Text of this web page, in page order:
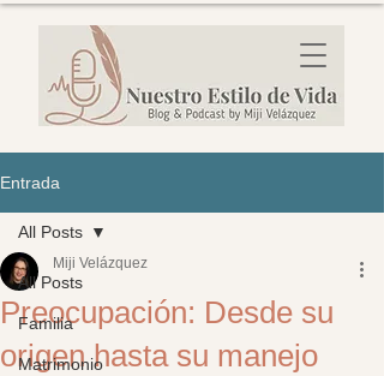
Entrada
All Posts
Familia
Matrimonio
All Posts
Preocupación: Desde su
origen hasta su manejo
Miji Velázquez